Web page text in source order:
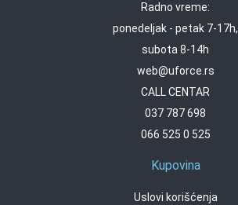
Radno vreme:
ponedeljak - petak 7-17h,
subota 8-14h
web@uforce.rs
CALL CENTAR
037 787 698
066 525 0 525
Kupovina
Uslovi korišćenja